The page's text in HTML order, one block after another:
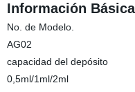
Información
No. de Modelo.
AG02
capacidad del depósito
0,5ml/1ml/2ml